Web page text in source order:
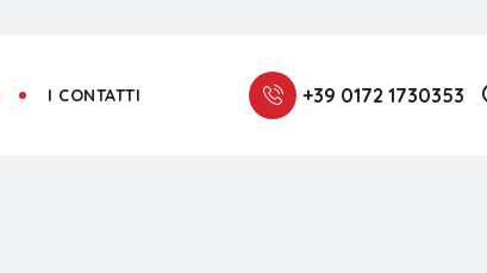
I CONTATTI +39 0172 1730353